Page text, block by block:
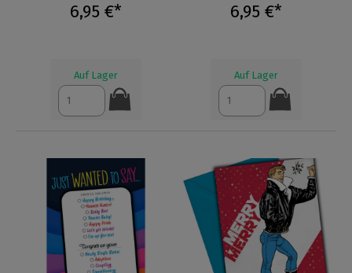
6,95 €*
Auf Lager
6,95 €*
Auf Lager